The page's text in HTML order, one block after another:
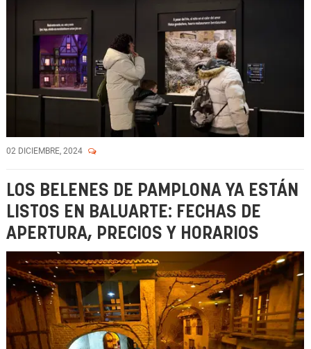
02 DICIEMBRE, 2024
LOS BELENES DE PAMPLONA YA ESTÁN
LISTOS EN BALUARTE: FECHAS DE
APERTURA, PRECIOS Y HORARIOS